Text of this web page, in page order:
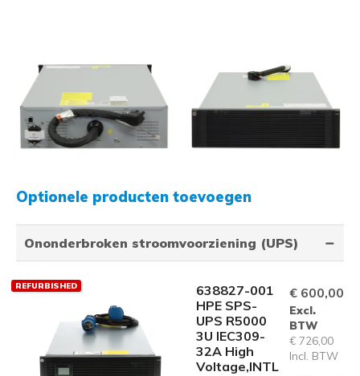
Optionele producten toevoegen
Ononderbroken stroomvoorziening (UPS)
REFURBISHED
638827-001
HPE SPS-
UPS R5000
3U IEC309-
32A High
Voltage,INTL
€ 600,00
Excl.
BTW
€ 726,00
Incl. BTW